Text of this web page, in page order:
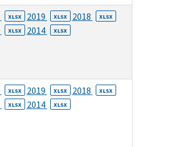
XLSX 2019 XLSX 2018 XLSX
XLSX 2014 XLSX
XLSX 2019 XLSX 2018 XLSX
XLSX 2014 XLSX